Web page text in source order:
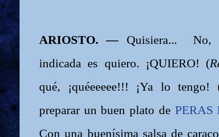
ARIOSTO. — Quisiera... No,
indicada es quiero. ¡QUIERO! (
qué, ¡quéeeeee!!! ¡Ya lo tengo!
preparar un buen plato de PERAS
Con una buenísima salsa de